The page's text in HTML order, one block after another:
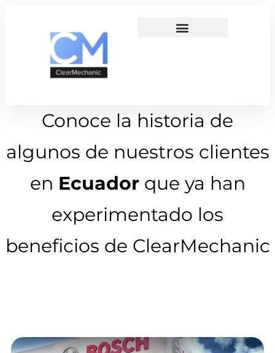
Conoce la historia de
algunos de nuestros clientes
en Ecuador que ya han
experimentado los
beneficios de ClearMechanic